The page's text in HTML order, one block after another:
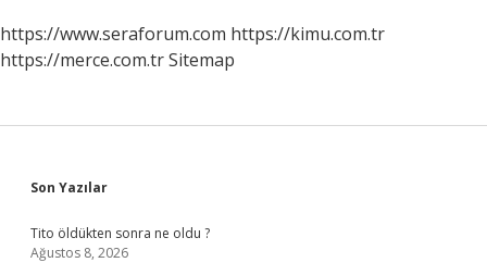
https://www.seraforum.com https://kimu.com.tr
https://merce.com.trSitemap
Sidebar
Son Yazılar
Tito öldükten sonra ne oldu ?
Ağustos 8, 2026